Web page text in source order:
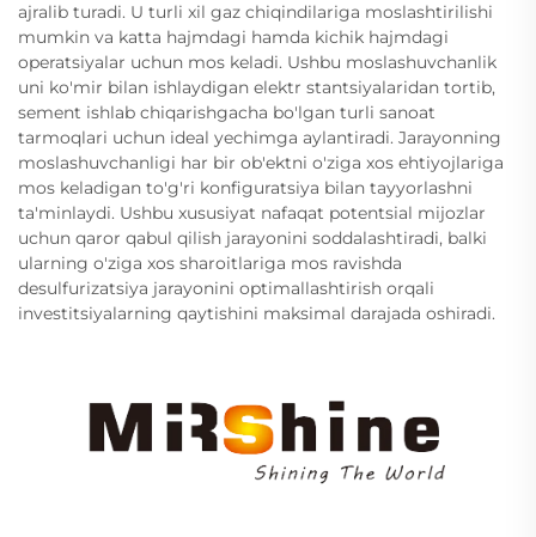
ajralib turadi. U turli xil gaz chiqindilariga moslashtirilishi
mumkin va katta hajmdagi hamda kichik hajmdagi
operatsiyalar uchun mos keladi. Ushbu moslashuvchanlik
uni ko'mir bilan ishlaydigan elektr stantsiyalaridan tortib,
sement ishlab chiqarishgacha bo'lgan turli sanoat
tarmoqlari uchun ideal yechimga aylantiradi. Jarayonning
moslashuvchanligi har bir ob'ektni o'ziga xos ehtiyojlariga
mos keladigan to'g'ri konfiguratsiya bilan tayyorlashni
ta'minlaydi. Ushbu xususiyat nafaqat potentsial mijozlar
uchun qaror qabul qilish jarayonini soddalashtiradi, balki
ularning o'ziga xos sharoitlariga mos ravishda
desulfurizatsiya jarayonini optimallashtirish orqali
investitsiyalarning qaytishini maksimal darajada oshiradi.